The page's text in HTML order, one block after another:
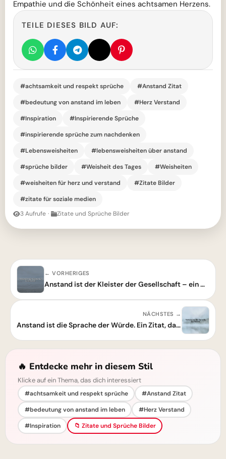
Empathie und die Schönheit eines achtsamen Herzens.
TEILE DIESES BILD AUF:
#achtsamkeit und respekt sprüche
#Anstand Zitat
#bedeutung von anstand im leben
#Herz Verstand
#Inspiration
#Inspirierende Sprüche
#inspirierende sprüche zum nachdenken
#Lebensweisheiten
#lebensweisheiten über anstand
#sprüche bilder
#Weisheit des Tages
#Weisheiten
#weisheiten für herz und verstand
#Zitate Bilder
#zitate für soziale medien
3 Aufrufe · Zitate und Sprüche Bilder
← VORHERIGES
Anstand ist der Kleister der Gesellschaft – ein Gedanke, der wirklich kleben bleibt.
NÄCHSTES →
Anstand ist die Sprache der Würde. Ein Zitat, das berührt.
🔥 Entdecke mehr in diesem Stil
Klicke auf ein Thema, das dich interessiert
#achtsamkeit und respekt sprüche
#Anstand Zitat
#bedeutung von anstand im leben
#Herz Verstand
#Inspiration
📁 Zitate und Sprüche Bilder